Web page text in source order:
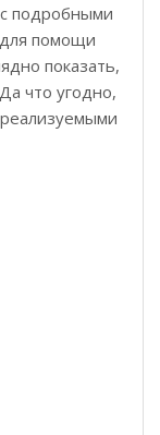
подробными
помощи
показать,
что угодно,